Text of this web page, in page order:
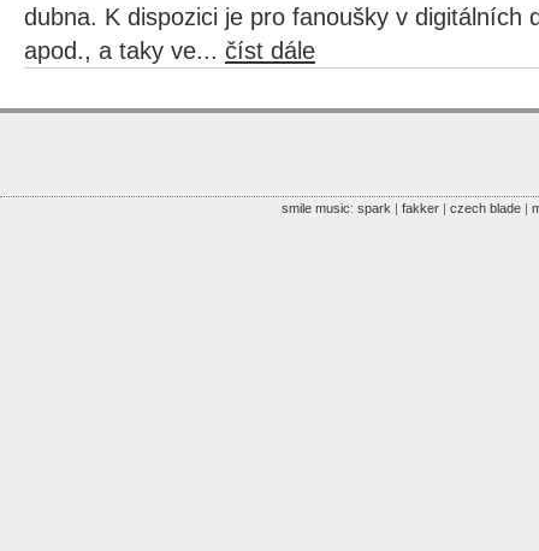
dubna. K dispozici je pro fanoušky v digitálních
apod., a taky ve... číst dále
smile music:spark |fakker |czech blade |